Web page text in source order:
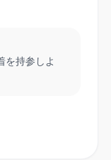
を持参しよ